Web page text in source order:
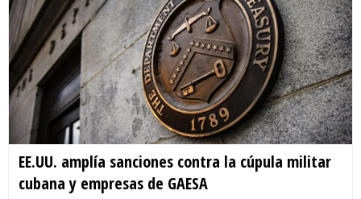
EE.UU. amplía sanciones contra la cúpula militar
cubana y empresas de GAESA